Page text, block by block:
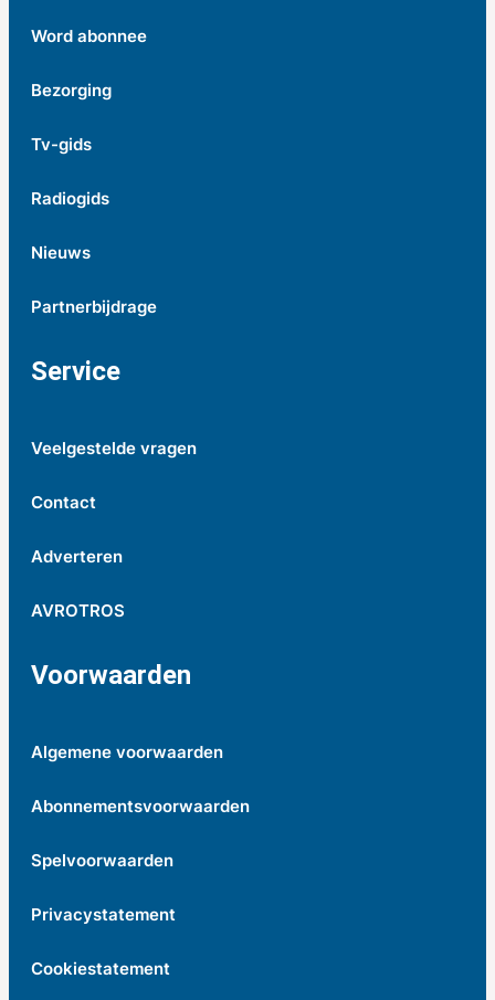
Word abonnee
Bezorging
Tv-gids
Radiogids
Nieuws
Partnerbijdrage
Service
Veelgestelde vragen
Contact
Adverteren
AVROTROS
Voorwaarden
Algemene voorwaarden
Abonnementsvoorwaarden
Spelvoorwaarden
Privacystatement
Cookiestatement